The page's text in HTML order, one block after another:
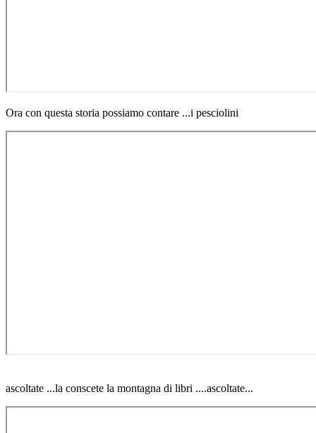
Ora con questa storia possiamo contare ...i pesciolini
ascoltate ...la conscete la montagna di libri ....ascoltate...